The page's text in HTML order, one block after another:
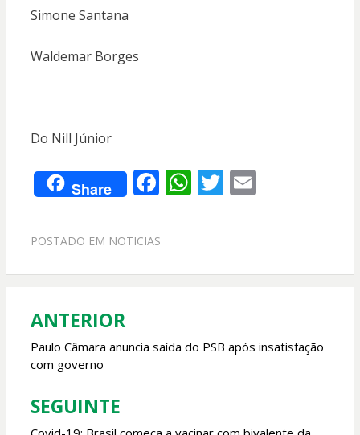
Simone Santana
Waldemar Borges
Do Nill Júnior
Share F
e
o
k
W
A
p
T E
POSTADO EM NOTICIAS
Navegação
de
Post
ANTERIOR
Paulo Câmara anuncia saída do PSB após insatisfação
com governo
SEGUINTE